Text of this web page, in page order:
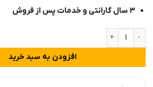
۳ سال گارانتی و خدمات پس از فروش
مبل دو نفره اداری مدرن دکوچین مدل سورین عدد
افزودن به سبد خرید